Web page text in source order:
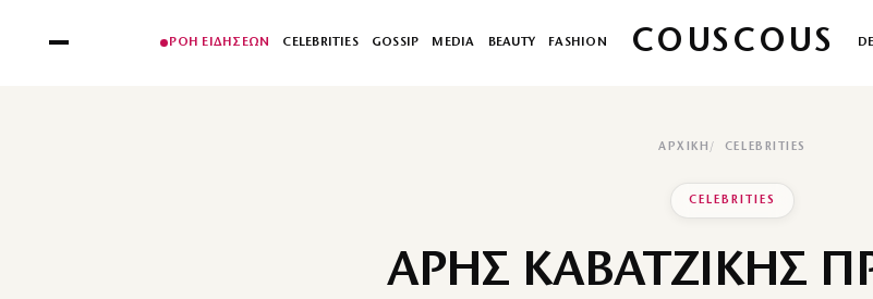
ΡΟΗ ΕΙΔΗΣΕΩΝ CELEBRITIES GOSSIP MEDIA BEAUTY FASHION COUSCOUS
ΑΡΧΙΚΉ CELEBRITIES
CELEBRITIES
ΑΡΗΣ ΚΑΒΑΤΖΙΚΗΣ